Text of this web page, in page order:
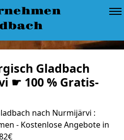
Gladbach
☛ 100 % Gratis-
nach Nurmijärvi :
- Kostenlose Angebote in